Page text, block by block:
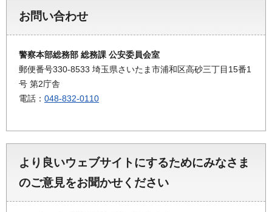
お問い合わせ
警察本部総務部 総務課 公安委員会室
郵便番号330-8533 埼玉県さいたま市浦和区高砂三丁目15番1
号 第2庁舎
電話： 048-832-0110
より良いウェブサイトにするためにみなさま
のご意見をお聞かせください